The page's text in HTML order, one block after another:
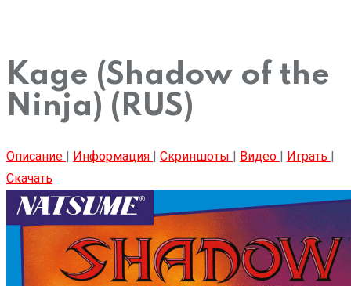
Kage (Shadow of the
Ninja) (RUS)
Описание | Информация | Скриншоты | Видео | Играть |
Скачать